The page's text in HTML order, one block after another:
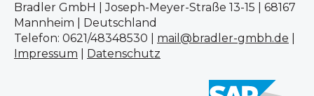
Bradler GmbH | Joseph-Meyer-Straße 13-15 | 68167
Mannheim | Deutschland
Telefon: 0621/48348530 | mail@bradler-gmbh.de
Impressum
Datenschutz